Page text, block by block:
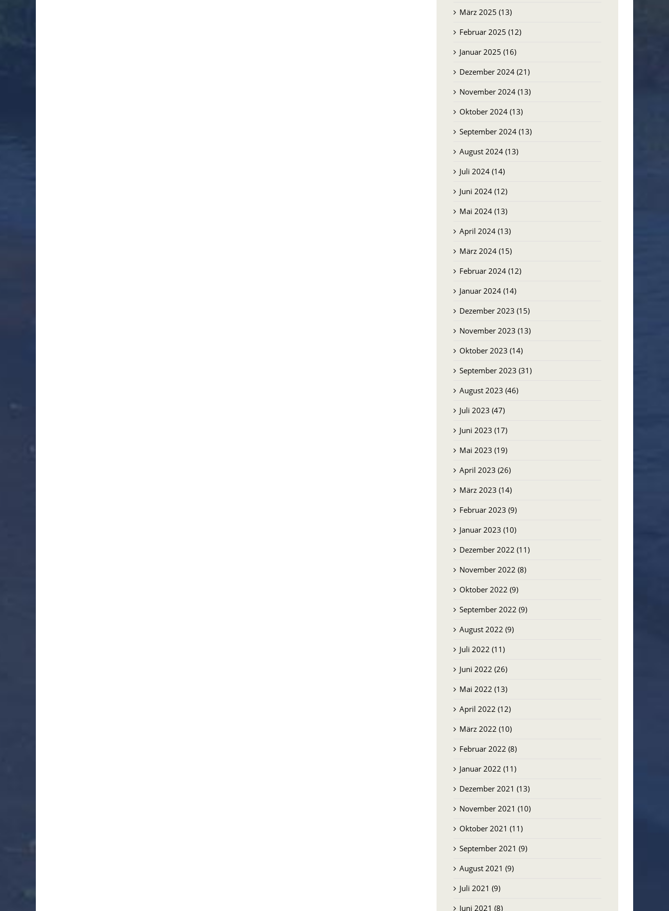
März 2025 (13)
Februar 2025 (12)
Januar 2025 (16)
Dezember 2024 (21)
November 2024 (13)
Oktober 2024 (13)
September 2024 (13)
August 2024 (13)
Juli 2024 (14)
Juni 2024 (12)
Mai 2024 (13)
April 2024 (13)
März 2024 (15)
Februar 2024 (12)
Januar 2024 (14)
Dezember 2023 (15)
November 2023 (13)
Oktober 2023 (14)
September 2023 (31)
August 2023 (46)
Juli 2023 (47)
Juni 2023 (17)
Mai 2023 (19)
April 2023 (26)
März 2023 (14)
Februar 2023 (9)
Januar 2023 (10)
Dezember 2022 (11)
November 2022 (8)
Oktober 2022 (9)
September 2022 (9)
August 2022 (9)
Juli 2022 (11)
Juni 2022 (26)
Mai 2022 (13)
April 2022 (12)
März 2022 (10)
Februar 2022 (8)
Januar 2022 (11)
Dezember 2021 (13)
November 2021 (10)
Oktober 2021 (11)
September 2021 (9)
August 2021 (9)
Juli 2021 (9)
Juni 2021 (8)